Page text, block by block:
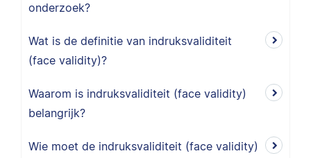
onderzoek?
Wat is de definitie van indruksvaliditeit
(face validity)?
Waarom is indruksvaliditeit (face validity)
belangrijk?
Wie moet de indruksvaliditeit (face validity)